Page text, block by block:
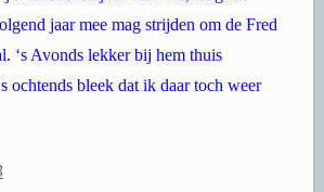
jaar mee mag strijden om de Fred
‘s Avonds lekker bij hem thuis
ochtends bleek dat ik daar toch weer